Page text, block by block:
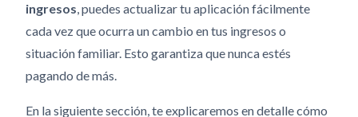
ingresos, puedes actualizar tu aplicación fácilmente
cada vez que ocurra un cambio en tus ingresos o
situación familiar. Esto garantiza que nunca estés
pagando de más.
En la siguiente sección, te explicaremos en detalle cómo